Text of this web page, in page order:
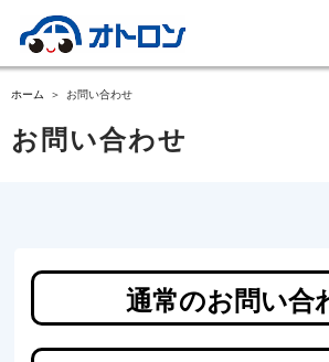
ホーム お問い合わせ
お問い合わせ
通常のお問い合